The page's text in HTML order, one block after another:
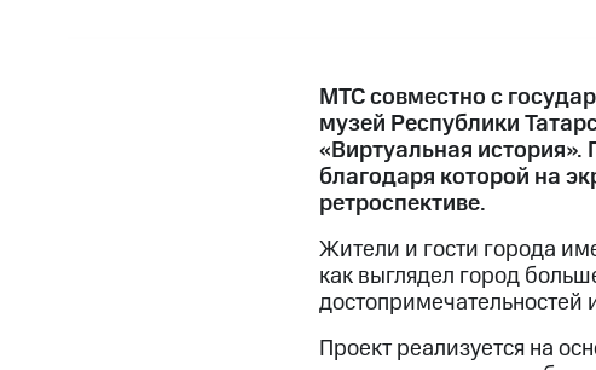
МТС совместно с
музей Республики
«Виртуальная история».
благодаря которой на
ретроспективе.
Жители и гости города
как выглядел город
Проект реализуется на